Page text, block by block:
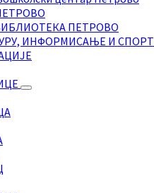
ПЕТРОВО
ИНФОРМИСАЊЕ И СПОРТ